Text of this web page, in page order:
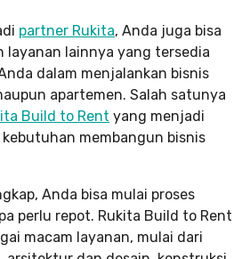
partner Rukita, Anda juga bisa
layanan lainnya yang tersedia
dalam menjalankan bisnis
apartemen. Salah satunya
Build to Rent yang menjadi
membangun bisnis
Anda bisa mulai proses
perlu repot. Rukita Build to Rent
macam layanan, mulai dari